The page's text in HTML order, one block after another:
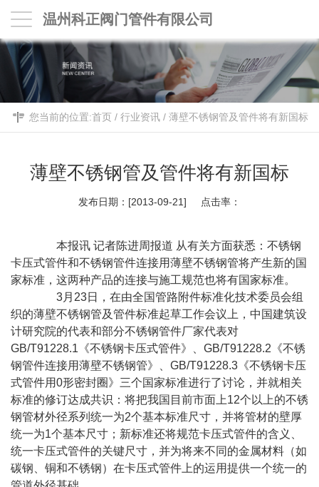
温州科正阀门管件有限公司
您当前的位置:首页 / 行业资讯 / 薄壁不锈钢管及管件将有新国标
薄壁不锈钢管及管件将有新国标
发布日期：[2013-09-21] 点击率：
本报讯 记者陈进周报道 从有关方面获悉：不锈钢
卡压式管件和不锈钢管件连接用薄壁不锈钢管将产生新的国
家标准，这两种产品的连接与施工规范也将有国家标准。
3月23日，在由全国管路附件标准化技术委员会组
织的薄壁不锈钢管及管件标准起草工作会议上，中国建筑设
计研究院的代表和部分不锈钢管件厂家代表对
GB/T91228.1《不锈钢卡压式管件》、GB/T91228.2《不锈
钢管件连接用薄壁不锈钢管》、GB/T91228.3《不锈钢卡压
式管件用0形密封圈》三个国家标准进行了讨论，并就相关
标准的修订达成共识：将把我国目前市面上12个以上的不锈
钢管材外径系列统一为2个基本标准尺寸，并将管材的壁厚
统一为1个基本尺寸；新标准还将规范卡压式管件的含义、
统一卡压式管件的关键尺寸，并为将来不同的金属材料（如
碳钢、铜和不锈钢）在卡压式管件上的运用提供一个统一的